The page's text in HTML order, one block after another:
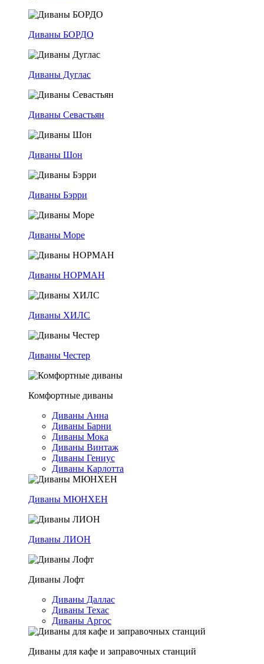
Диваны БОРДО
Диваны Дуглас
Диваны Севастьян
Диваны Шон
Диваны Бэрри
Диваны Море
Диваны НОРМАН
Диваны ХИЛС
Диваны Честер
Комфортные диваны
Диваны Анна
Диваны Барни
Диваны Мока
Диваны Винтаж
Диваны Гениус
Диваны Карлотта
Диваны МЮНХЕН
Диваны ЛИОН
Диваны Лофт
Диваны Даллас
Диваны Техас
Диваны Аргос
Диваны для кафе и заправочных станций